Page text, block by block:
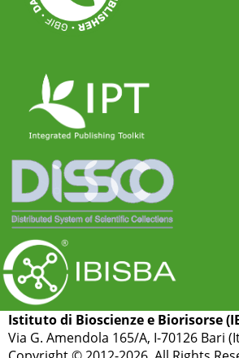
Istituto di Bioscienze e Biorisorse
Via G. Amendola 165/A, I-70126 Bari